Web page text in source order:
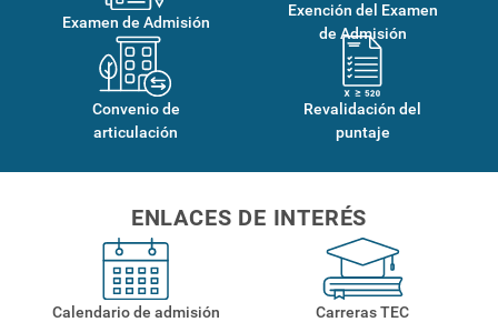
Examen de Admisión
Exención del Examen
de Admisión
Convenio de
articulación
Revalidación del
puntaje
ENLACES DE INTERÉS
Calendario de admisión Carreras TEC